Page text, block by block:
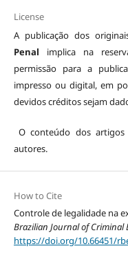
License
A publicação dos
Penal implica na
permissão para a
impresso ou digital, em
devidos créditos sejam
O conteúdo dos artigos
autores.
How to Cite
Controle de legalidade na
Brazilian Journal of Criminal
https://doi.org/10.66451/